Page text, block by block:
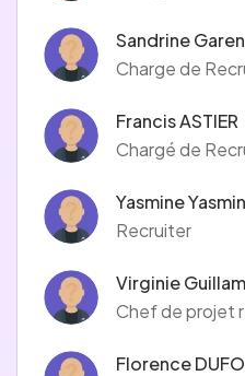
Sandrine
Francis ASTIER
Chargé de
Yasmine
Recruiter
Virginie
Chef de projet
Florence